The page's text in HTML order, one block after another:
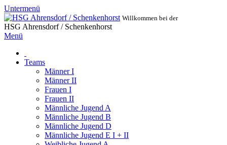
Untermenü
Willkommen bei der
HSG Ahrensdorf / Schenkenhorst
Menü
Teams
Männer I
Männer II
Frauen I
Frauen II
Männliche Jugend A
Männliche Jugend B
Männliche Jugend D
Männliche Jugend E I + II